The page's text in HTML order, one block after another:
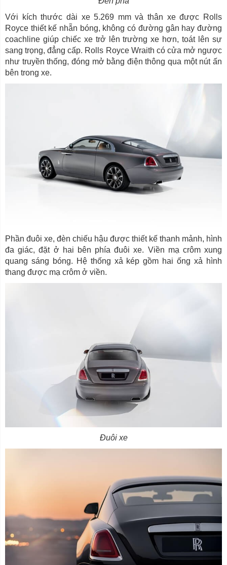
Với kích thước dài xe 5.269 mm và thân xe được Rolls
Royce thiết kế nhẵn bóng, không có đường gân hay đường
coachline giúp chiếc xe trở lên trường xe hơn, toát lên sự
sang trọng, đẳng cấp. Rolls Royce Wraith có cửa mở ngược
như truyền thống, đóng mở bằng điện thông qua một nút ấn
bên trong xe.
Phần đuôi xe, đèn chiếu hậu được thiết kế thanh mảnh, hình
đa giác, đặt ở hai bên phía đuôi xe. Viền mạ crôm xung
quang sáng bóng. Hệ thống xả kép gồm hai ống xả hình
thang được mạ crôm ở viền.
Đuôi xe